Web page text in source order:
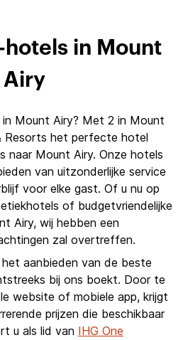
hotels in Mount
Airy
Mount Airy? Met 2 in Mount
Resorts het perfecte hotel
naar Mount Airy. Onze hotels
van uitzonderlijke service
voor elke gast. Of u nu op
of budgetvriendelijke
Airy, wij hebben een
zal overtreffen.
aanbieden van de beste
bij ons boekt. Door te
website of mobiele app, krijgt
prijzen die beschikbaar
u als lid van IHG One